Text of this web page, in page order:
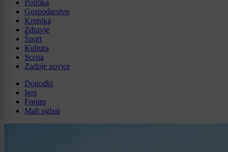
Politika
Gospodarstvo
Kronika
Zdravje
Šport
Kultura
Scena
Zadnje novice
Dogodki
Igre
Forum
Mali oglasi